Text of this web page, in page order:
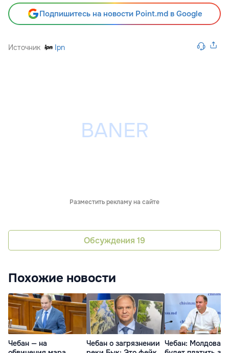
Подпишитесь на новости Point.md в Google
Источник Ipn
Разместить рекламу на сайте
Обсуждения 19
Похожие новости
Чебан — на
Чебан о загрязнении Чебан: Молдова